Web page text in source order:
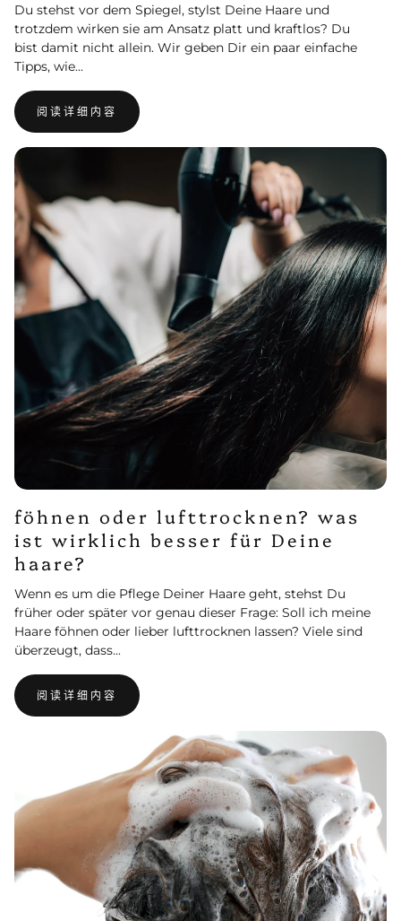
Du stehst vor dem Spiegel, stylst Deine Haare und
trotzdem wirken sie am Ansatz platt und kraftlos? Du
bist damit nicht allein. Wir geben Dir ein paar einfache
Tipps, wie...
阅读详细内容
föhnen oder lufttrocknen? was
ist wirklich besser für Deine
haare?
Wenn es um die Pflege Deiner Haare geht, stehst Du
früher oder später vor genau dieser Frage: Soll ich meine
Haare föhnen oder lieber lufttrocknen lassen? Viele sind
überzeugt, dass...
阅读详细内容